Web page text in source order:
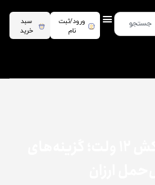
ورود/ثبت
نام
سبد
خرید